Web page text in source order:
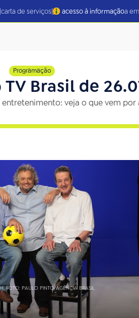
|carta de serviços| acesso à informaçãoa
Programação
Brasil de
veja o que vem por
FOTO: PAULO PINTO/AGÊNCIA BRASIL